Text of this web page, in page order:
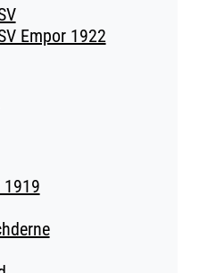
Empor 1922
1919